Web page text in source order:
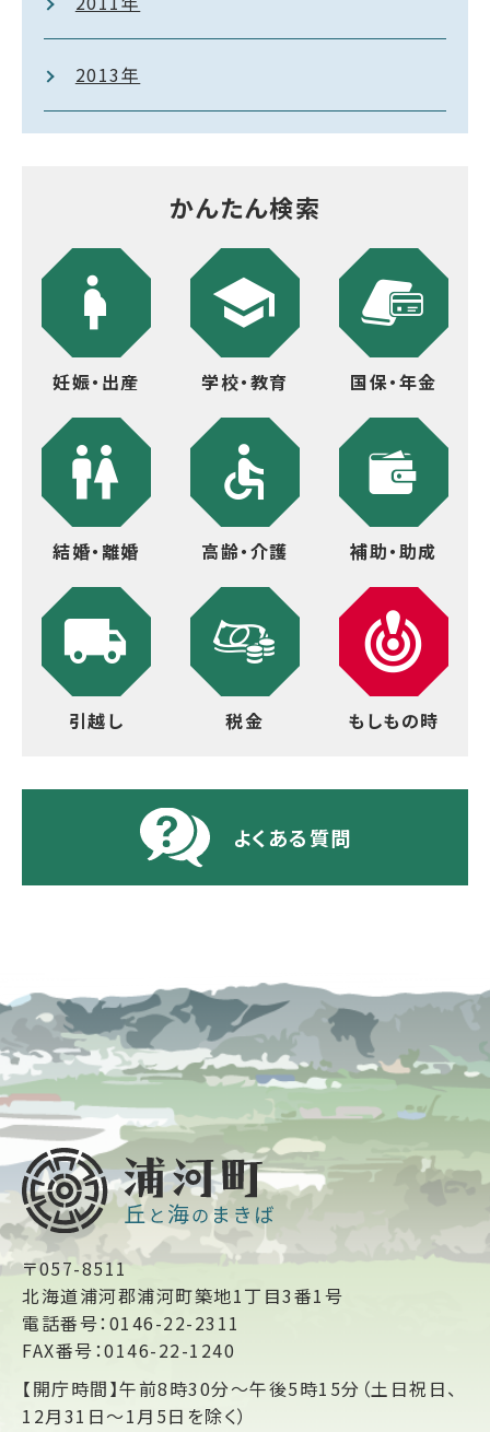
2013年
かんたん検索
妊娠・出産 学校・教育 国保・年金
結婚・離婚 高齢・介護 補助・助成
引越し 税金 もしもの時
よくある質問
〒057-8511
北海道浦河郡浦河町築地1丁目3番1号
電話番号：0146-22-2311
FAX番号：0146-22-1240
【開庁時間】午前8時30分～午後5時15分（土日祝日、
12月31日～1月5日を除く）